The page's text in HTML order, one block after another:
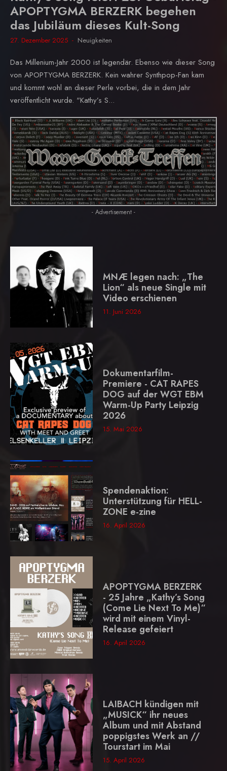
APOPTYGMA BERZERK begehen
das Jubiläum dieses Kult-Song
27. Dezember 2025 Neuigkeiten
Das Millenium-Jahr 2000 ist legendär. Ebenso wie dieser Song
von APOPTYGMA BERZERK. Kein wahrer Synthpop-Fan kam
und kommt wohl an dieser Perle vorbei, die in dem Jahr
veröffentlicht wurde. "Kathy’s S...
- Advertisement -
MNÆ legen nach: „The
Lion“ als neue Single mit
Video erschienen
11. Juni 2026
Dokumentarfilm-
Premiere - CAT RAPES
DOG auf der WGT EBM
Warm-Up Party Leipzig
2026
15. Mai 2026
Spendenaktion:
Unterstützung für HELL-
ZONE e-zine
16. April 2026
APOPTYGMA BERZERK
- 25 Jahre „Kathy’s Song
(Come Lie Next To Me)“
wird mit einem Vinyl-
Release gefeiert
16. April 2026
LAIBACH kündigen mit
„MUSICK“ ihr neues
Album und mit Abstand
poppigstes Werk an //
Tourstart im Mai
15. April 2026